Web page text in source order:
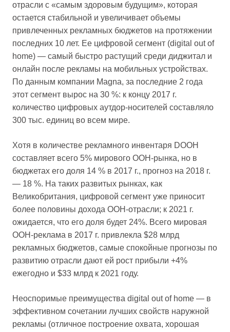
отрасли с «самым здоровым будущим», которая
остается стабильной и увеличивает объемы
привлеченных рекламных бюджетов на протяжении
последних 10 лет. Ее цифровой сегмент (digital out of
home) — самый быстро растущий среди диджитал и
онлайн после рекламы на мобильных устройствах.
По данным компании Magna, за последние 2 года
этот сегмент вырос на 30 %: к концу 2017 г.
количество цифровых аутдор-носителей составляло
300 тыс. единиц во всем мире.
Хотя в количестве рекламного инвентаря DOОН
составляет всего 5% мирового OOH-рынка, но в
бюджетах его доля 14 % в 2017 г., прогноз на 2018 г.
— 18 %. На таких развитых рынках, как
Великобритания, цифровой сегмент уже приносит
более половины дохода OOH-отрасли; к 2021 г.
ожидается, что его доля будет 24%. Всего мировая
OOH-реклама в 2017 г. привлекла $28 млрд
рекламных бюджетов, самые спокойные прогнозы по
развитию отрасли дают ей рост прибыли +4%
ежегодно и $33 млрд к 2021 году.
Неоспоримые преимущества digital out of home — в
эффективном сочетании лучших свойств наружной
рекламы (отличное построение охвата, хорошая